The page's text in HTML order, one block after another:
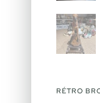
RÉTRO